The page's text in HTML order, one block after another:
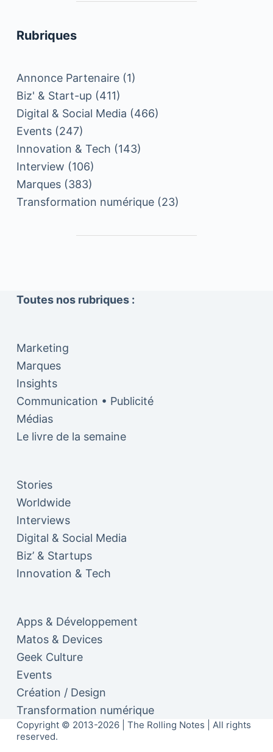
Rubriques
Annonce Partenaire(1)
Biz' & Start-up (411)
Digital & Social Media (466)
Events(247)
Innovation & Tech (143)
Interview (106)
Marques(383)
Transformation numérique(23)
Toutes nos rubriques :
Marketing
Marques
Insights
Communication • Publicité
Médias
Le livre de la semaine
Stories
Worldwide
Interviews
Digital & Social Media
Biz’ & Startups
Innovation & Tech
Apps & Développement
Matos & Devices
Geek Culture
Events
Création / Design
Transformation numérique
Copyright © 2013-2026 | The Rolling Notes | All rights
reserved.